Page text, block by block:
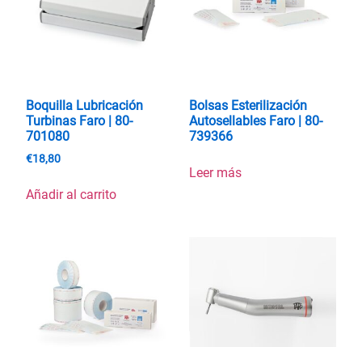
Boquilla Lubricación
Turbinas Faro | 80-
701080
€18,80
Añadir al carrito
Bolsas Esterilización
Autosellables Faro | 80-
739366
Leer más